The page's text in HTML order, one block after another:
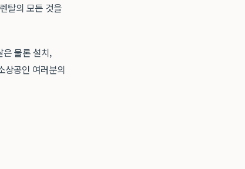
탈의 모든 것을
물론 설치,
상공인 여러분의